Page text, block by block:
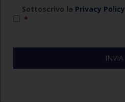
Sottoscrivo la Privacy Policy
*